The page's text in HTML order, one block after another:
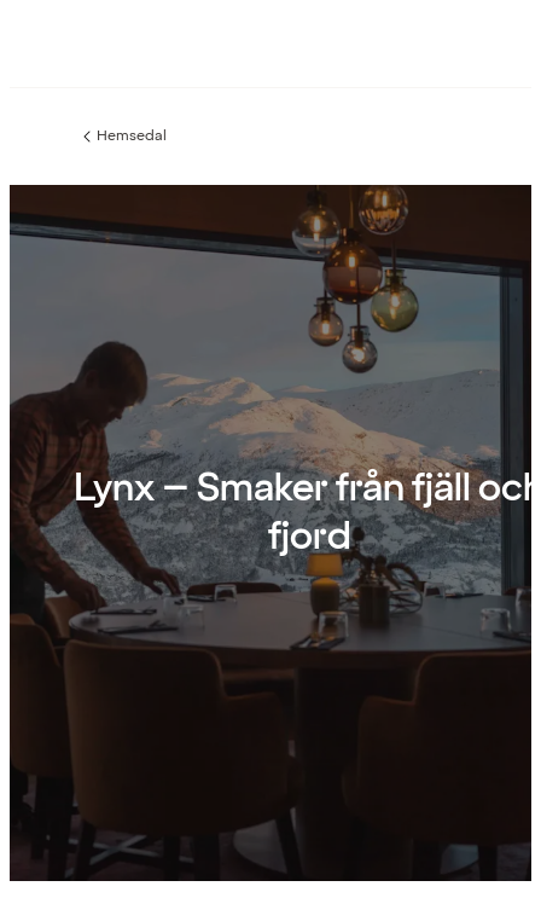
Föregående
Hemsedal
Lynx – Smaker från fjäll
fjord